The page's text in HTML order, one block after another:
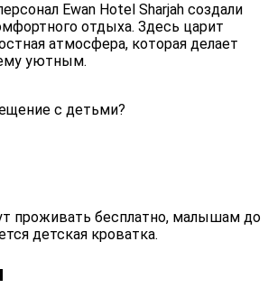
Ewan Hotel Sharjah создали
отдыха. Здесь царит
атмосфера, которая делает
уютным.
с детьми?
проживать бесплатно, малышам до
детская кроватка.